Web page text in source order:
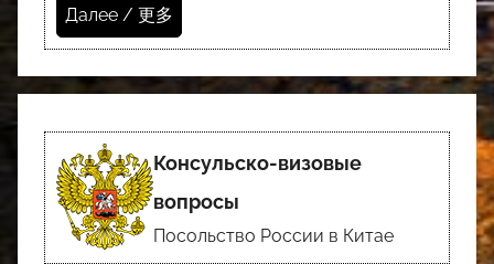
Далее / 更多
Консульско-визовые
вопросы
Посольство России в Китае